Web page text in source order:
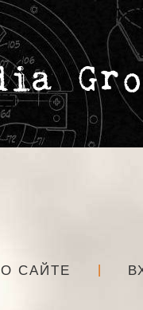
О САЙТЕ